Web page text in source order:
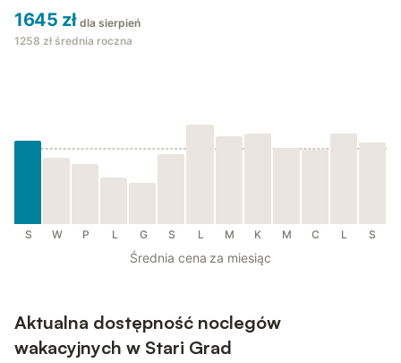
1645 zł dla sierpień
1258 zł średnia roczna
S W P L G S L M K M C L S
Średnia cena za miesiąc
Aktualna dostępność noclegów
wakacyjnych w Stari Grad